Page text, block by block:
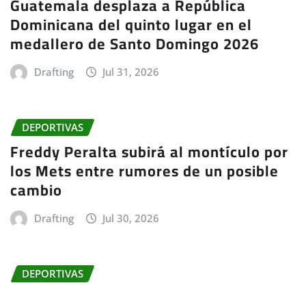
Dominicana del quinto lugar en el
medallero de Santo Domingo 2026
Drafting Jul 31, 2026
DEPORTIVAS
Freddy Peralta subirá al montículo por
los Mets entre rumores de un posible
cambio
Drafting Jul 30, 2026
DEPORTIVAS